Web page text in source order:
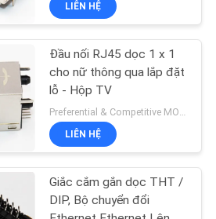
T
11
12
LIÊN HỆ
Đầu nối RJ45 dọc 1 x 1
cho nữ thông qua lắp đặt
lỗ - Hộp TV
LIÊN HỆ
Giắc cắm gắn dọc THT /
DIP, Bộ chuyển đổi